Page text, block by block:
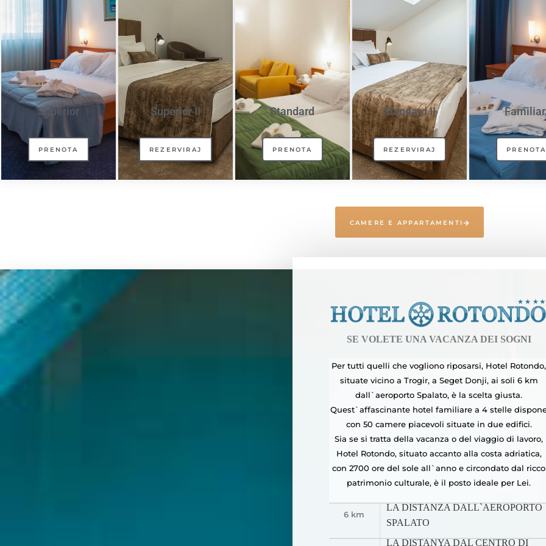
Superior
PRENOTA
Superior II
REZERVIRAJ
Standard
PRENOTA
Standard II
REZERVIRAJ PRENOTA
CAMERE E APPARTAMENTI
SE VOLETE UNA VACANZA DEI SOGNI
Per tutti quelli che vogliono riposarsi, Hotel Rotondo,
situate vicino a Trogir, a Seget Donji, ai soli 6 km
dallˋaeroporto Spalato, è la scelta giusta.
Questˋaffascinante hotel familiare a 4 stelle
con 50 camere piacevoli situate in due edifici.
Sia se si tratta della vacanza o del viaggio di lavoro,
Hotel Rotondo, situato accanto alla costa adriatica,
con 2700 ore del sole allˋanno e circondato dal ricco
patrimonio culturale, è il posto ideale per Lei.
6 km
LA DISTANZA DALLˋAEROPORTO
SPALATO
LA DISTANYA DAL CENTRO DI